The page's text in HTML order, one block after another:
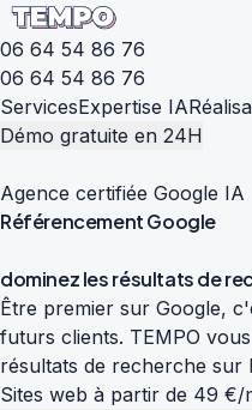
06 64 54 86 76
06 64 54 86 76
ServicesExpertise IA
Démo gratuite en 24H
Agence certifiée Google IA
RéférencementGoogle
dominezlesrésultatsderec
Être premier sur Google,
futurs clients. TEMPO
résultats de recherche sur
Sites web à partir de 49 €/